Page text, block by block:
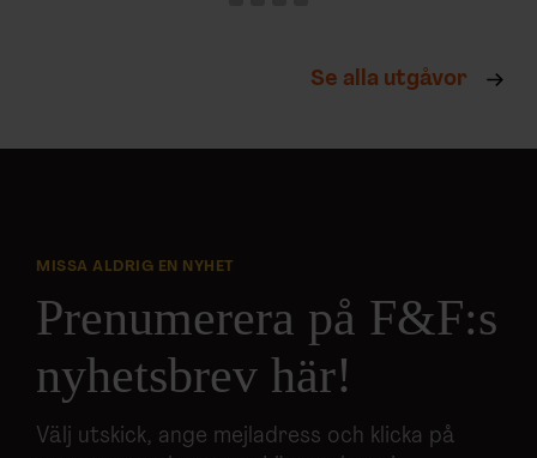
Se alla utgåvor
MISSA ALDRIG EN NYHET
Prenumerera på F&F:s
nyhetsbrev här!
Välj utskick, ange mejladress och klicka på